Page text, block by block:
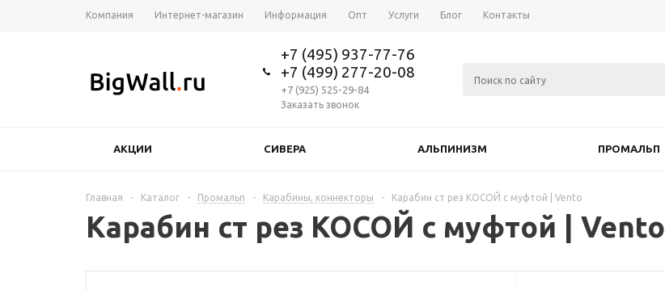
Компания Интернет-магазин Информация Опт Услуги Блог Контакты
+7 (495) 937-77-76
+7 (499) 277-20-08
+7 (925) 525-29-84
Заказать звонок
АКЦИИ СИВЕРА АЛЬПИНИЗМ ПРОМАЛЬП
Главная - Каталог - Промальп - Карабины, коннекторы - Карабин ст рез КОСОЙ с муфтой | Vento
Карабин ст рез КОСОЙ с муфтой | Vento